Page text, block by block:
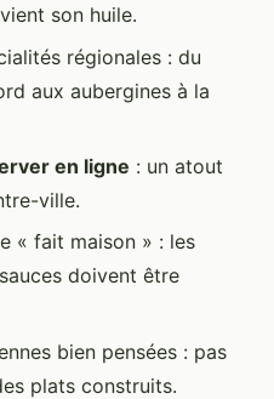
son huile.
régionales : du
aux aubergines à la
en ligne : un atout
ville.
« fait maison » : les
doivent être
bien pensées : pas
plats construits.